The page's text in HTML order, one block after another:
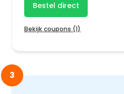
Bestel direct
Bekijk coupons (1)
3